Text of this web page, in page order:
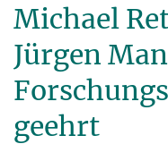
Michael
Jürgen
geehrt